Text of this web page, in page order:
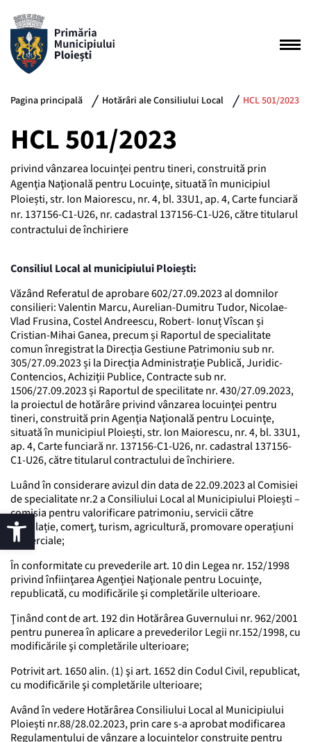
Pagina principală Hotărâri ale Consiliului Local HCL 501/2023
HCL 501/2023
privind vânzarea locuinţei pentru tineri, construită prin
Agenţia Naţională pentru Locuinţe, situată în municipiul
Ploiești, str. Ion Maiorescu, nr. 4, bl. 33U1, ap. 4, Carte funciară
nr. 137156-C1-U26, nr. cadastral 137156-C1-U26, către titularul
contractului de închiriere
Consiliul Local al municipiului Ploiești:
Văzând Referatul de aprobare 602/27.09.2023 al domnilor
consilieri: Valentin Marcu, Aurelian-Dumitru Tudor, Nicolae-
Vlad Frusina, Costel Andreescu, Robert- Ionuț Vîscan și
Cristian-Mihai Ganea, precum și Raportul de specialitate
comun înregistrat la Direcția Gestiune Patrimoniu sub nr.
305/27.09.2023 și la Direcția Administrație Publică, Juridic-
Contencios, Achiziții Publice, Contracte sub nr.
1506/27.09.2023 și Raportul de specilitate nr. 430/27.09.2023,
la proiectul de hotărâre privind vânzarea locuinţei pentru
tineri, construită prin Agenţia Naţională pentru Locuinţe,
situată în municipiul Ploiești, str. Ion Maiorescu, nr. 4, bl. 33U1,
ap. 4, Carte funciară nr. 137156-C1-U26, nr. cadastral 137156-
C1-U26, către titularul contractului de închiriere.
Luând în considerare avizul din data de 22.09.2023 al Comisiei
de specialitate nr.2 a Consiliului Local al Municipiului Ploiești –
comisia pentru valorificare patrimoniu, servicii către
populație, comerț, turism, agricultură, promovare operațiuni
comerciale;
În conformitate cu prevederile art. 10 din Legea nr. 152/1998
privind înfiinţarea Agenţiei Naţionale pentru Locuinţe,
republicată, cu modificările şi completările ulterioare.
Ţinând cont de art. 192 din Hotărârea Guvernului nr. 962/2001
pentru punerea în aplicare a prevederilor Legii nr.152/1998, cu
modificările şi completările ulterioare;
Potrivit art. 1650 alin. (1) şi art. 1652 din Codul Civil, republicat,
cu modificările şi completările ulterioare;
Având în vedere Hotărârea Consiliului Local al Municipiului
Ploiești nr.88/28.02.2023, prin care s-a aprobat modificarea
Regulamentului de vânzare a locuințelor construite pentru